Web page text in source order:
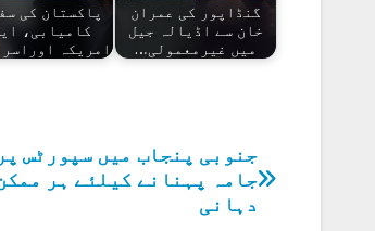
گنڈاپور کی عمران
خان سے اڈیالہ جیل
میں غیرمعمولی…
پاکستان کی
کامیابی،
امریکہ
پوسٹوں
کی
جنوبی پنجاب میں سپورٹس
جامہ پہنانے کیلئے ہر
دہانی